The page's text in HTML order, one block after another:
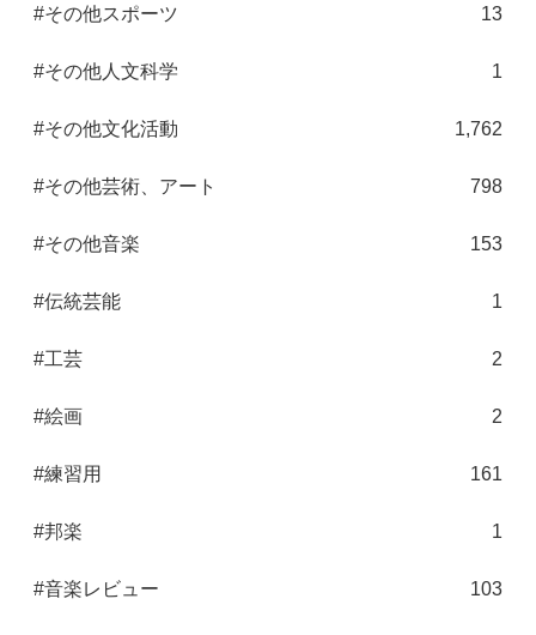
#その他スポーツ 13
#その他人文科学 1
#その他文化活動 1,762
#その他芸術、アート 798
#その他音楽 153
#伝統芸能 1
#工芸 2
#絵画 2
#練習用 161
#邦楽 1
#音楽レビュー 103